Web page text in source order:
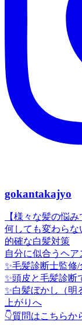
gokantakajyo
【様々な髪の悩
何しても変わら
的確な白髪対策
自分に似合うヘ
✨毛髪診断士監修
✨頭皮と毛髪診断
✨白髪ぼかし（明
上がりへ
👇質問はこちらか